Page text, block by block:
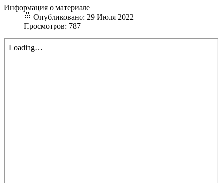
Информация о материале
Опубликовано: 29 Июля 2022
Просмотров: 787